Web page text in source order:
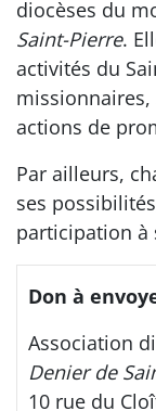
diocèses du
Saint-Pierre.
activités du
actions de
Par ailleurs,
ses
participation à
Don à
Association
Denier de
10 rue du